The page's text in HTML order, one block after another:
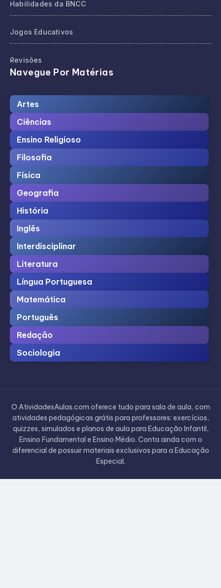
Habilidades da BNCC
Jogos Educativos
Revisões
Navegue Por Matérias
Artes
Ciências
Ensino Religioso
Filosofia
Física
Geografia
História
Inglês
Interdisciplinar
Literatura
Língua Portuguesa
Matemática
Português
Redação
Sociologia
O AtividadesAulas.com oferece tudo para sala de aula, com
atividades pedagógicas grátis para professores: exercícios,
quizzes, simulados e planos de aula para Educação Infantil,
Ensino Fundamental e Ensino Médio. Conta ainda com o
diferencial de possuir materiais exclusivos para a Educação
Especial.